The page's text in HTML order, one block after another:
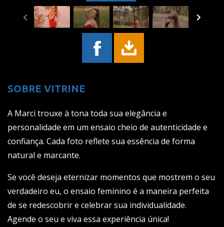
SOBRE VITRINE
A Marci trouxe à tona toda sua elegância e
personalidade em um ensaio cheio de autenticidade e
confiança. Cada foto reflete sua essência de forma
natural e marcante.
Se você deseja eternizar momentos que mostrem o seu
verdadeiro eu, o ensaio feminino é a maneira perfeita
de se redescobrir e celebrar sua individualidade.
Agende o seu e viva essa experiência única!